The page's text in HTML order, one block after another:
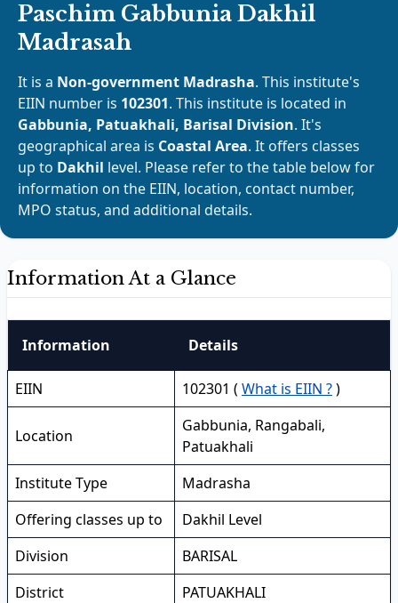
Paschim Gabbunia Dakhil
Madrasah
It is a Non-government Madrasha. This institute's
EIIN number is 102301. This institute is located in
Gabbunia, Patuakhali, Barisal Division. It's
geographical area is Coastal Area. It offers classes
up to Dakhil level. Please refer to the table below for
information on the EIIN, location, contact number,
MPO status, and additional details.
Information At a Glance
Information Details
EIIN 102301 ( What is EIIN ?)
Location
Gabbunia, Rangabali,
Patuakhali
Institute Type
Madrasha
Offering classes up to
Dakhil Level
Division
BARISAL
District
PATUAKHALI